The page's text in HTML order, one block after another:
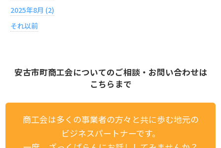
2025年8月 (2)
それ以前
安古市町商工会についてのご相談・お問い合わせは
こちらまで
商工会は多くの事業者の方々と共に歩む地元の
ビジネスパートナーです。